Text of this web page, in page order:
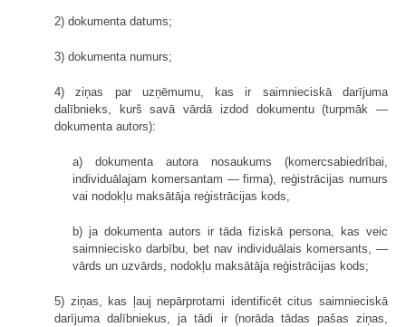
2) dokumenta datums;
3) dokumenta numurs;
4) ziņas par uzņēmumu, kas ir saimnieciskā darījuma
dalībnieks, kurš savā vārdā izdod dokumentu (turpmāk —
dokumenta autors):
a) dokumenta autora nosaukums (komercsabiedrībai,
individuālajam komersantam — firma), reģistrācijas numurs
vai nodokļu maksātāja reģistrācijas kods,
b) ja dokumenta autors ir tāda fiziskā persona, kas veic
saimniecisko darbību, bet nav individuālais komersants, —
vārds un uzvārds, nodokļu maksātāja reģistrācijas kods;
5) ziņas, kas ļauj nepārprotami identificēt citus saimnieciskā
darījuma dalībniekus, ja tādi ir (norāda tādas pašas ziņas,